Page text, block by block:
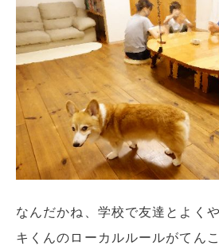
なんだかね、学校で友達とよく
キくんのローカルルールがてん